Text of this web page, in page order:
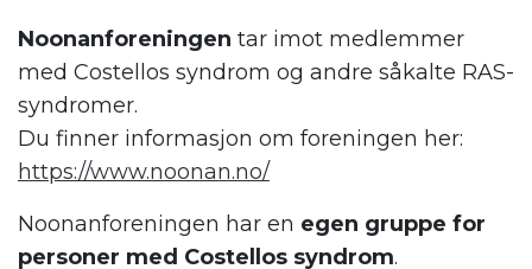
Noonanforeningen tar imot medlemmer
med Costellos syndrom og andre såkalte RAS-
syndromer.
Du finner informasjon om foreningen her:
https://www.noonan.no/
Noonanforeningen har en egen gruppe for
personer med Costellos syndrom.